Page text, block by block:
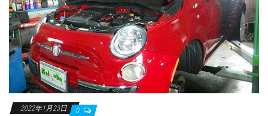
2022年1月23日 0